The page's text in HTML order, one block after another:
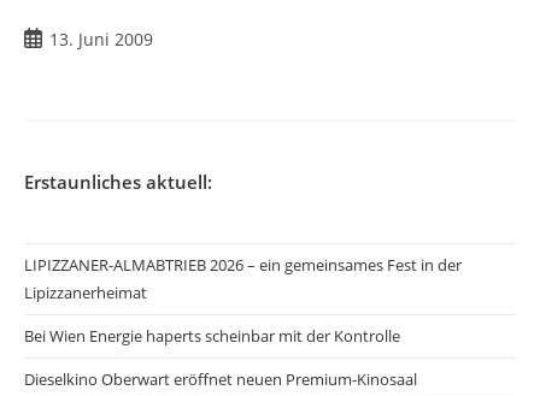
Beitrag13. Juni 2009
Erstaunliches aktuell:
LIPIZZANER-ALMABTRIEB 2026 – ein gemeinsames Fest in der
Lipizzanerheimat
Bei Wien Energie haperts scheinbar mit der Kontrolle
Dieselkino Oberwart eröffnet neuen Premium-Kinosaal